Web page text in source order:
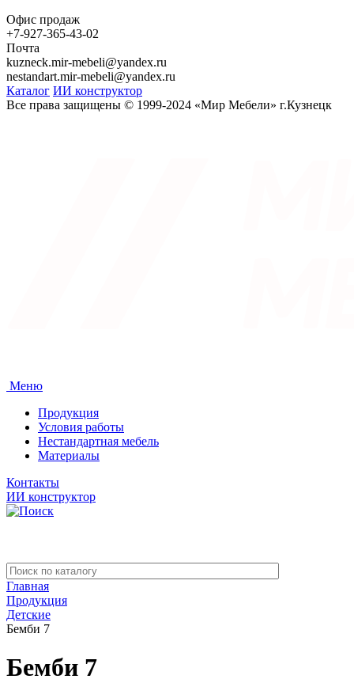
Офис продаж
+7-927-365-43-02
Почта
kuzneck.mir-mebeli@yandex.ru
nestandart.mir-mebeli@yandex.ru
Каталог ИИ конструктор
Все права защищены © 1999-2024 «Мир Мебели» г.Кузнецк
Меню
Продукция
Условия работы
Нестандартная мебель
Материалы
Контакты
ИИ конструктор
Главная
Продукция
Детские
Бемби 7
Бемби 7